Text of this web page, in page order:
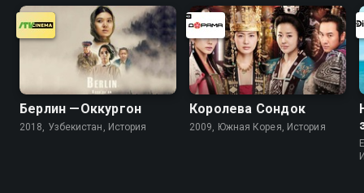
Берлин —Оккургон
2018, Узбекистан, История
Королева Сондок
2009, Южная Корея, История